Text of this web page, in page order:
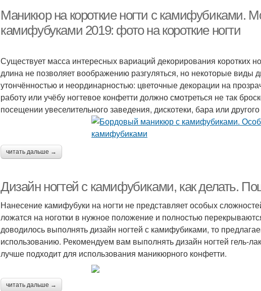
Маникюр на короткие ногти с камифубиками.
камифубуками 2019: фото на короткие ногти
Существует масса интересных вариаций декорирования коротких
длина не позволяет воображению разгуляться, но некоторые виды
утончённостью и неординарностью: цветочные декорации на
работу или учёбу ногтевое конфетти должно смотреться не так
посещении увеселительного заведения, дискотеки, бара или
читать дальше →
Дизайн ногтей с камифубиками, как делать.
Нанесение камифубуки на ногти не представляет особых
ложатся на ноготки в нужное положение и полностью
доводилось выполнять дизайн ногтей с камифубиками, то
использованию. Рекомендуем вам выполнять дизайн ногтей гель-
лучше подходит для использования маникюрного конфетти.
читать дальше →